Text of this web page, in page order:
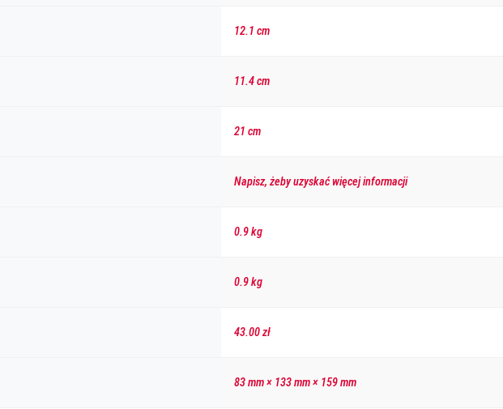
12.1 cm
11.4 cm
21 cm
Napisz, żeby uzyskać więcej informacji
0.9 kg
0.9 kg
43.00 zł
83 mm × 133 mm × 159 mm